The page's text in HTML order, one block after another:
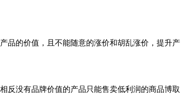
品的价值，且不能随意的涨价和胡乱涨价，提升产
没有品牌价值的产品只能售卖低利润的商品博取